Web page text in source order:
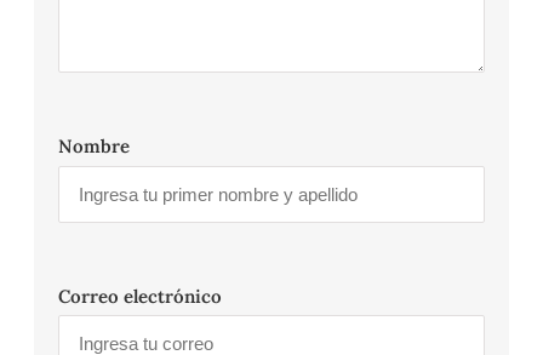
Nombre
Correo electrónico